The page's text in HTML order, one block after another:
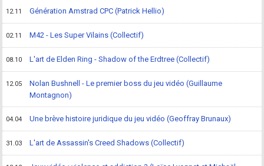
12.11 Génération Amstrad CPC (Patrick Hellio)
02.11 M42 - Les Super Vilains (Collectif)
08.10 L'art de Elden Ring - Shadow of the Erdtree (Collectif)
12.05
Nolan Bushnell - Le premier boss du jeu vidéo (Guillaume
Montagnon)
04.04 Une brève histoire juridique du jeu vidéo (Geoffray Brunaux)
31.03 L'art de Assassin's Creed Shadows (Collectif)